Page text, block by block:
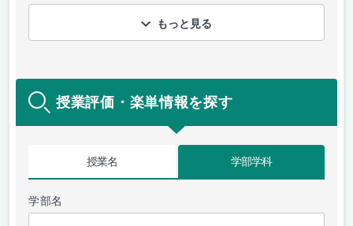
もっと見る
授業評価・楽単情報を探す
授業名 学部学科
学部名